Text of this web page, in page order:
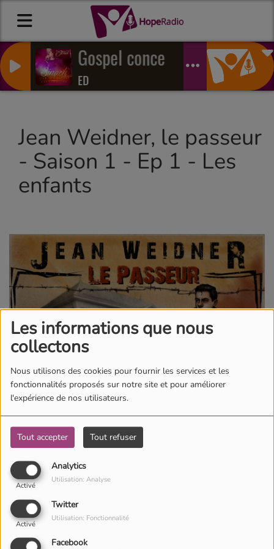
Les informations que nous
collectons
Nous utilisons des cookies pour fournir les services et les
fonctionnalités proposés sur notre site et pour améliorer
l'expérience de nos utilisateurs.
Tout accepter Tout refuser
Analytics
Activé
Utilisation: Analyse
Twitter
Activé
Utilisation: Fonctionnalité
Facebook
Gospel concert live
ED
Jean Weidner, le passeur
- Saison 1 - Ep 1 - Les
enfants
02 décembre 2024 - 3884 vues
Écouter le podcast